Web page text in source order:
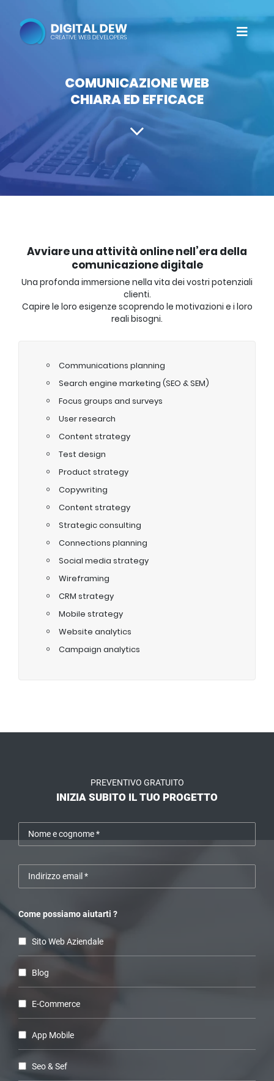
COMUNICAZIONE WEB
CHIARA ED EFFICACE
Avviare una attività online nell’era della
comunicazione digitale
Una profonda immersione nella vita dei vostri potenziali
clienti.
Capire le loro esigenze scoprendo le motivazioni e i loro
reali bisogni.
Communications planning
Search engine marketing (SEO & SEM)
Focus groups and surveys
User research
Content strategy
Test design
Product strategy
Copywriting
Content strategy
Strategic consulting
Connections planning
Social media strategy
Wireframing
CRM strategy
Mobile strategy
Website analytics
Campaign analytics
PREVENTIVO GRATUITO
INIZIA SUBITO IL TUO PROGETTO
Come possiamo aiutarti ?
Sito Web Aziendale
Blog
E-Commerce
App Mobile
Seo & Sef